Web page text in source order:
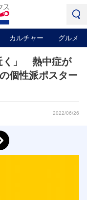
カルチャー グルメ
く」 熱中症が
個性派ポスター
2022/06/26